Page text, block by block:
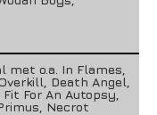
met o.a. In Flames,
Death Angel,
For An Autopsy,
Necrot